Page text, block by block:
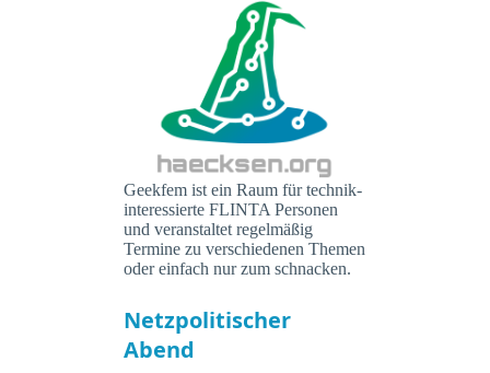
Geekfem ist ein Raum für technik-
interessierte FLINTA Personen
und veranstaltet regelmäßig
Termine zu verschiedenen Themen
oder einfach nur zum schnacken.
Netzpolitischer
Abend